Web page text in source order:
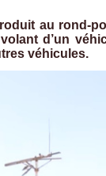
au rond-
d’un
véhicules.